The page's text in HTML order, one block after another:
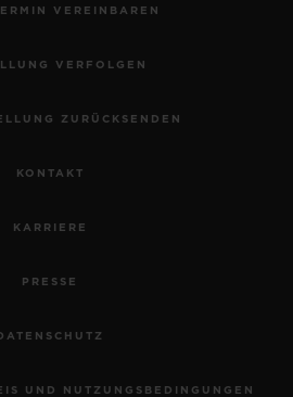
VEREINBAREN
VERFOLGEN
ZURÜCKSENDEN
KONTAKT
KARRIERE
PRESSE
UND NUTZUNGSBEDINGUNGEN